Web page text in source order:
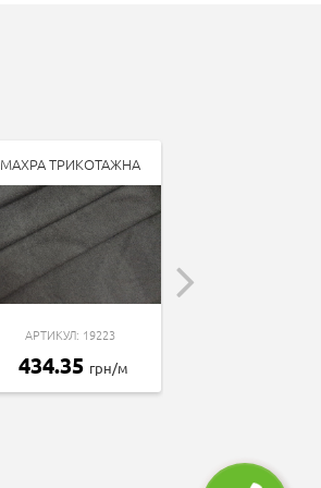
МАХРА ТРИКОТАЖНА
АРТИКУЛ: 19223
434.35 грн/м